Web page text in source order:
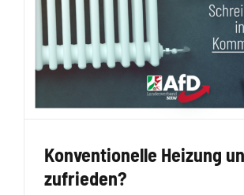
Konventionelle Heizung
zufrieden?